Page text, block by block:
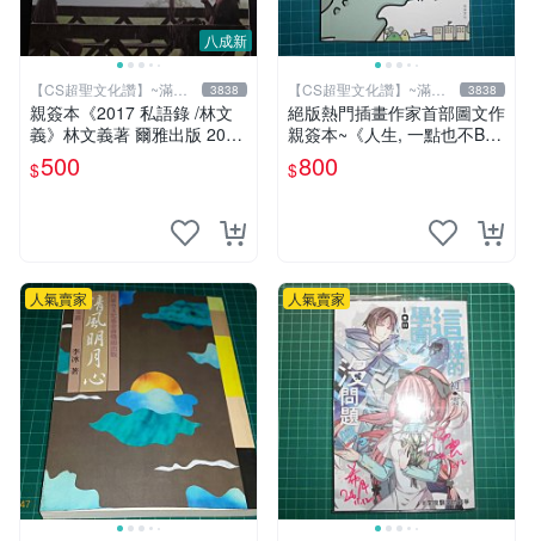
八成新
【CS超聖文化讚】~滿千
元送運
3838
親簽本《2017 私語錄 /林文
義》林文義著 爾雅出版 2018
年初版【CS超聖文化讚】
$500
【CS超聖文化讚】~滿千
元送運
3838
絕版熱門插畫作家首部圖文作
親簽本~《人生, 一點也不BL
UE~阿雜的事就用笑容迎擊
吧！》Ning著/繪 悅知文化
$800
人氣賣家 人氣賣家